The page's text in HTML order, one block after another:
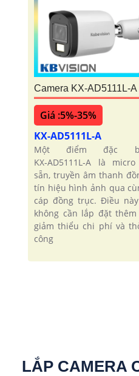
Camera KX-AD5111L-A
Giá :5%-35%
KX-AD5111L-A
Một điểm đặc
KX‑AD5111L‑A là
sẵn, truyền âm thanh
tín hiệu hình ảnh qua
cáp đồng trục. Điều
không cần lắp đặt
giảm thiểu chi phí và
công
LẮP CAMERA